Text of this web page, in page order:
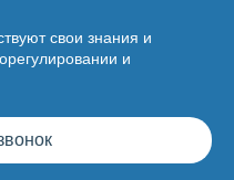
свои знания и
и